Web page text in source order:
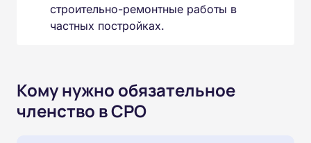
строительно-ремонтные работы в
частных постройках.
Кому нужно обязательное
членство в СРО